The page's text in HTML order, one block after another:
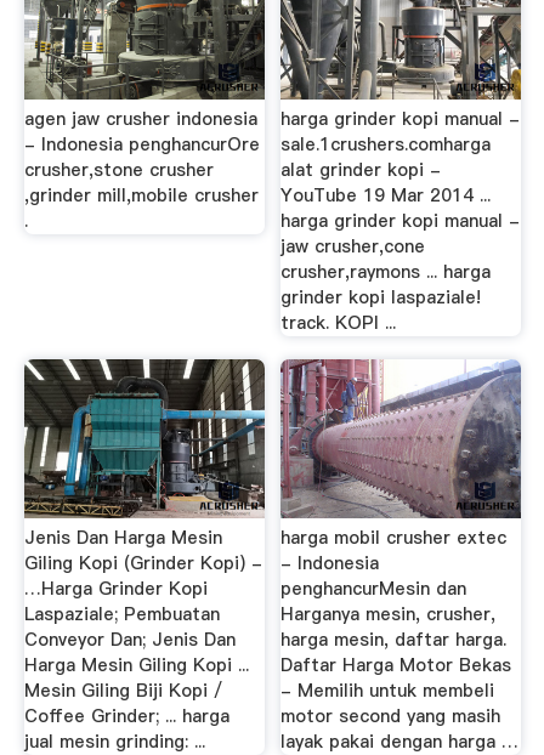
agen jaw crusher indonesia
- Indonesia penghancurOre
crusher,stone crusher
,grinder mill,mobile crusher
.
harga grinder kopi manual -
sale.1crushers.comharga
alat grinder kopi -
YouTube 19 Mar 2014 ...
harga grinder kopi manual -
jaw crusher,cone
crusher,raymons ... harga
grinder kopi laspaziale!
track. KOPI ...
Jenis Dan Harga Mesin
Giling Kopi (Grinder Kopi) -
…Harga Grinder Kopi
Laspaziale; Pembuatan
Conveyor Dan; Jenis Dan
Harga Mesin Giling Kopi ...
Mesin Giling Biji Kopi /
Coffee Grinder; ... harga
jual mesin grinding: ...
harga mobil crusher extec
- Indonesia
penghancurMesin dan
Harganya mesin, crusher,
harga mesin, daftar harga.
Daftar Harga Motor Bekas
- Memilih untuk membeli
motor second yang masih
layak pakai dengan harga …